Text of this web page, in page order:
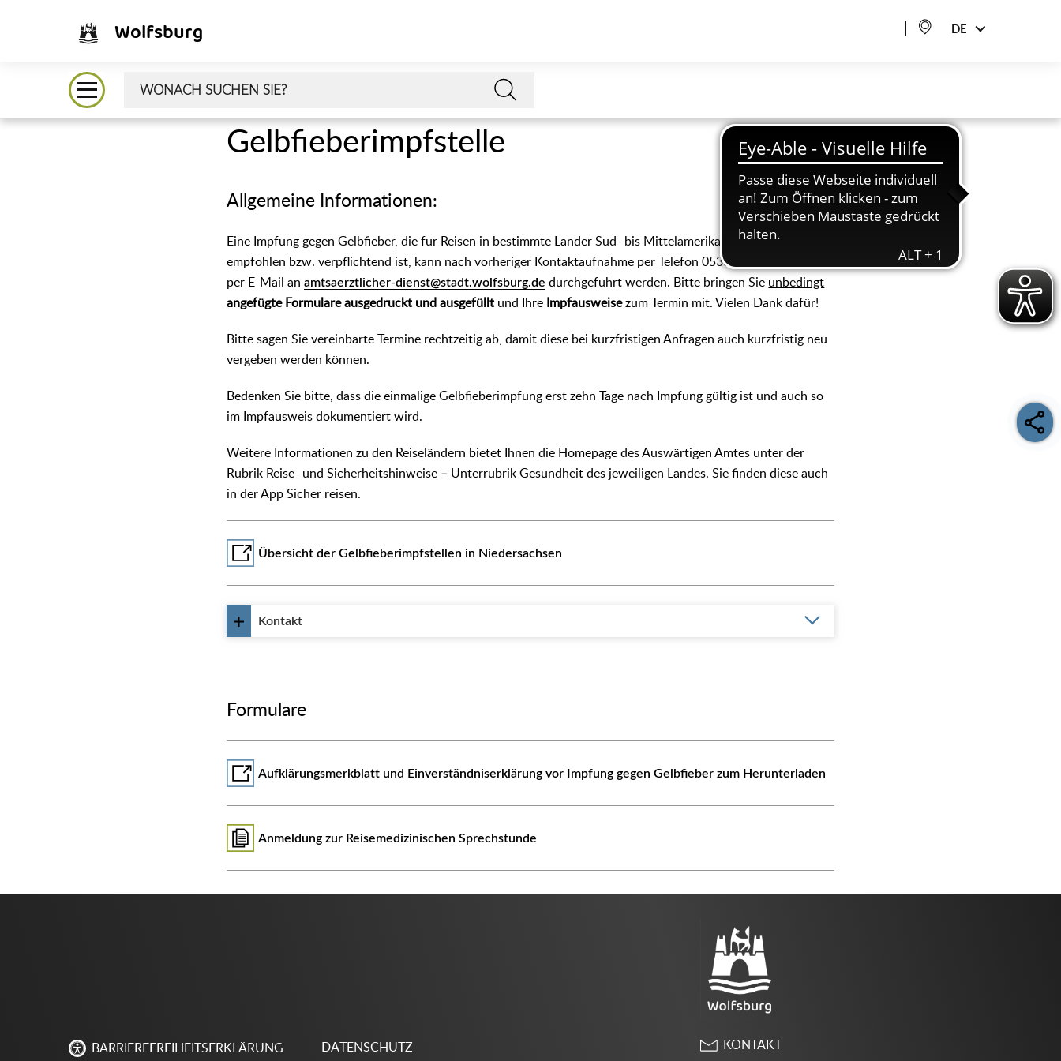
Wolfsburg DE
Gelbfieberimpfstelle
Allgemeine Informationen:
Eine Impfung gegen Gelbfieber, die für Reisen in bestimmte Länder Süd- bis Mittelamerikas und Afrikas
empfohlen bzw. verpflichtend ist, kann nach vorheriger Kontaktaufnahme per Telefon 05361 28-2628 oder
per E-Mail anamtsaerztlicher-dienst@stadt.wolfsburg.de durchgeführt werden. Bitte bringen Sie unbedingt
angefügte Formulare ausgedruckt und ausgefüllt und Ihre Impfausweisezum Termin mit. Vielen Dank dafür!
Bitte sagen Sie vereinbarte Termine rechtzeitig ab, damit diese bei kurzfristigen Anfragen auch kurzfristig neu
vergeben werden können.
Bedenken Sie bitte, dass die einmalige Gelbfieberimpfung erst zehn Tage nach Impfung gültig ist und auch so
im Impfausweis dokumentiert wird.
Weitere Informationen zu den Reiseländern bietet Ihnen die Homepage des Auswärtigen Amtes unter der
Rubrik Reise- und Sicherheitshinweise – Unterrubrik Gesundheit des jeweiligen Landes. Sie finden diese auch
in der App Sicher reisen.
Übersicht der Gelbfieberimpfstellen in Niedersachsen
Kontakt
Formulare
Aufklärungsmerkblatt und Einverständniserklärung vor Impfung gegen Gelbfieber zum Herunterladen
Anmeldung zur Reisemedizinischen Sprechstunde
BARRIEREFREIHEITSERKLÄRUNG DATENSCHUTZ KONTAKT